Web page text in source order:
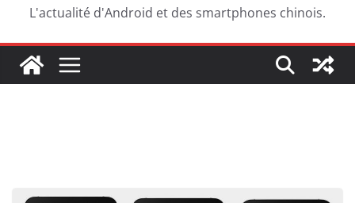
L'actualité d'Android et des smartphones chinois.